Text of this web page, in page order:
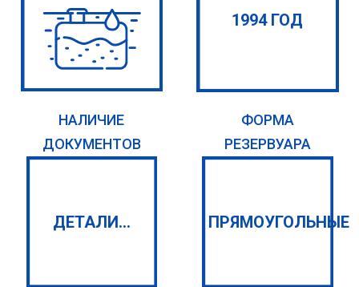
1994 ГОД
НАЛИЧИЕ
ДОКУМЕНТОВ
ДЕТАЛИ...
ФОРМА
РЕЗЕРВУАРА
ПРЯМОУГОЛЬНЫЕ